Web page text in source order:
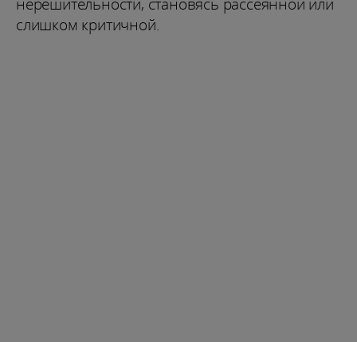
нерешительности, становясь рассеянной или
слишком критичной.